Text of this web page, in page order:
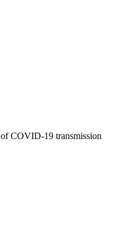
COVID-19 transmission